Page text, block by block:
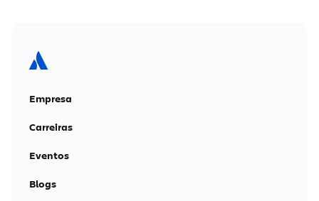
Empresa
Carreiras
Eventos
Blogs